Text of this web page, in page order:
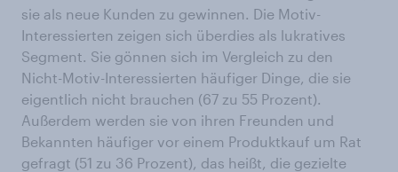
sie als neue Kunden zu gewinnen. Die Motiv-
Interessierten zeigen sich überdies als lukratives
Segment. Sie gönnen sich im Vergleich zu den
Nicht-Motiv-Interessierten häufiger Dinge, die sie
eigentlich nicht brauchen (67 zu 55 Prozent).
Außerdem werden sie von ihren Freunden und
Bekannten häufiger vor einem Produktkauf um Rat
gefragt (51 zu 36 Prozent), das heißt, die gezielte